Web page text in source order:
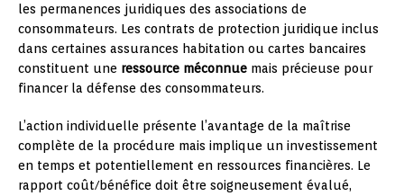
les permanences juridiques des associations de
consommateurs. Les contrats de protection juridique inclus
dans certaines assurances habitation ou cartes bancaires
constituent une ressource méconnue mais précieuse pour
financer la défense des consommateurs.
L’action individuelle présente l’avantage de la maîtrise
complète de la procédure mais implique un investissement
en temps et potentiellement en ressources financières. Le
rapport coût/bénéfice doit être soigneusement évalué,